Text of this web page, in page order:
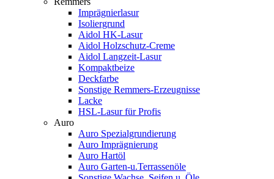
Imprägnierlasur
Isoliergrund
Aidol HK-Lasur
Aidol Holzschutz-Creme
Aidol Langzeit-Lasur
Kompaktbeize
Deckfarbe
Sonstige Remmers-Erzeugnisse
Lacke
HSL-Lasur für Profis
Auro
Auro Spezialgrundierung
Auro Imprägnierung
Auro Hartöl
Auro Garten-u.Terrassenöle